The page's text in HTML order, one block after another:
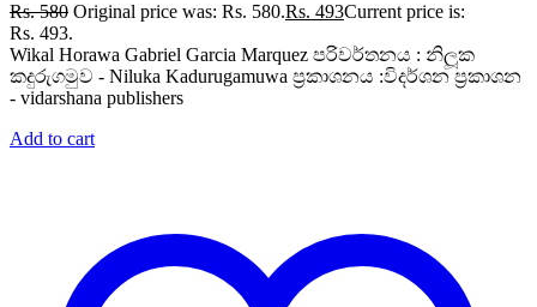
Rs.580 Original price was: Rs. 580.Rs. 493Current price is:
Rs. 493.
Wikal Horawa Gabriel Garcia Marquez පරිවර්තනය : නිලූක
කදුරුගමුව - Niluka Kadurugamuwa ප්‍රකාශනය :විදර්ශන ප්‍රකාශන
- vidarshana publishers
Add to cart